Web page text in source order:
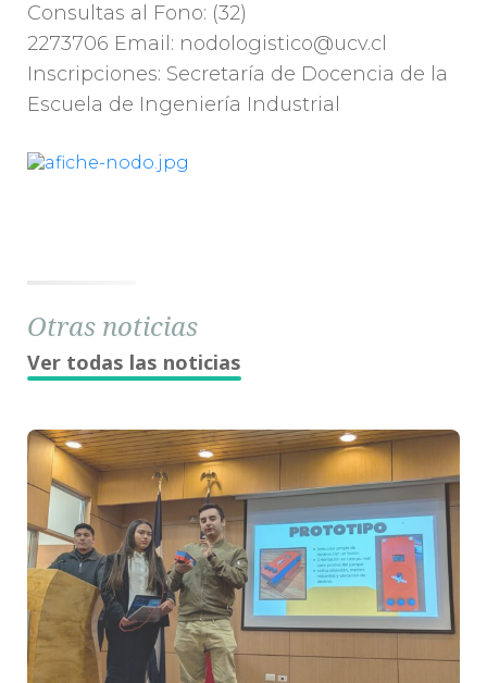
Consultas al Fono: (32)
2273706 Email: nodologistico@ucv.cl
Inscripciones: Secretaría de Docencia de la
Escuela de Ingeniería Industrial
Otras noticias
Ver todas las noticias